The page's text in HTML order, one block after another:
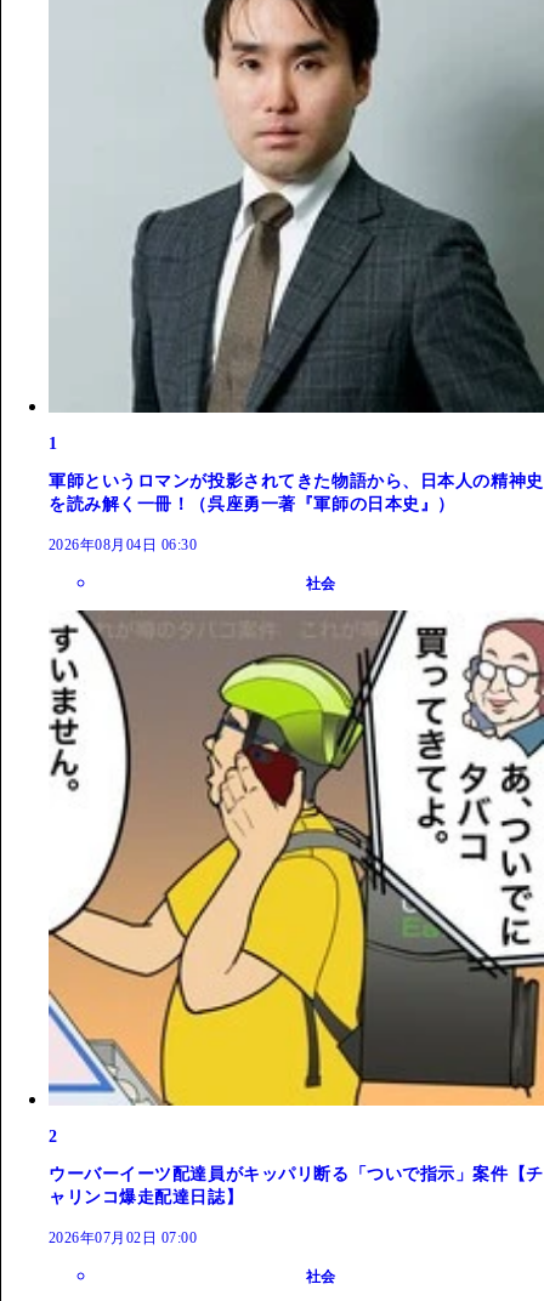
1
軍師というロマンが投影されてきた物語から、日本人の精神史
を読み解く一冊！（呉座勇一著『軍師の日本史』）
2026年08月04日 06:30
社会
2
ウーバーイーツ配達員がキッパリ断る「ついで指示」案件【チ
ャリンコ爆走配達日誌】
2026年07月02日 07:00
社会